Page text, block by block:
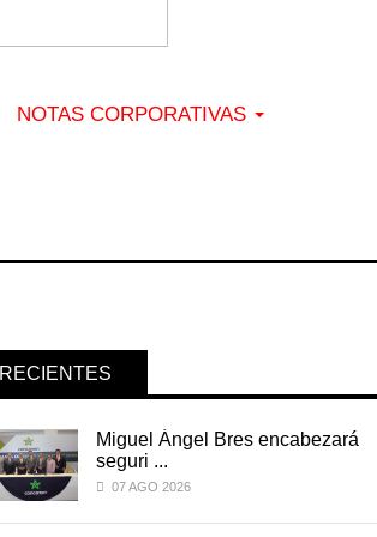
NOTAS CORPORATIVAS
RECIENTES
Miguel Ángel Bres encabezará
seguri ...
07 AGO 2026